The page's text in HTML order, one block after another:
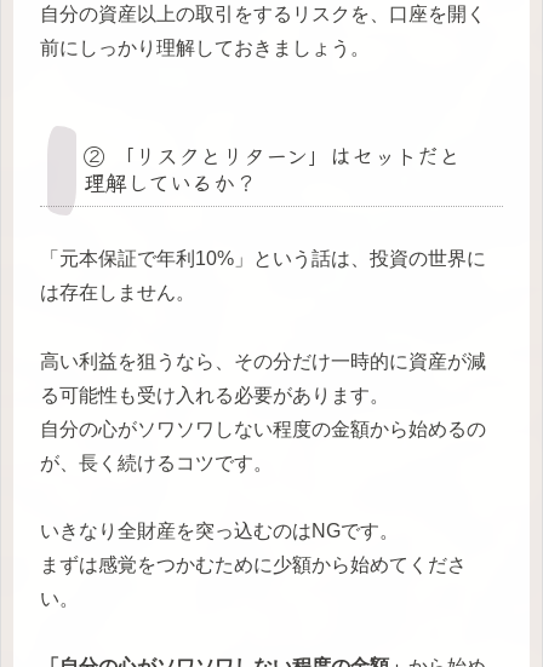
自分の資産以上の取引をするリスクを、口座を開く
前にしっかり理解しておきましょう。
② 「リスクとリターン」はセットだと
理解しているか？
「元本保証で年利10%」という話は、投資の世界に
は存在しません。
高い利益を狙うなら、その分だけ一時的に資産が減
る可能性も受け入れる必要があります。
自分の心がソワソワしない程度の金額から始めるの
が、長く続けるコツです。
いきなり全財産を突っ込むのはNGです。
まずは感覚をつかむために少額から始めてくださ
い。